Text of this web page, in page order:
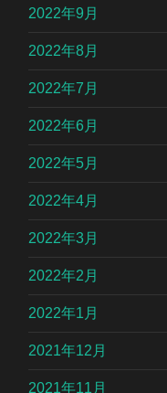
2022年9月
2022年8月
2022年7月
2022年6月
2022年5月
2022年4月
2022年3月
2022年2月
2022年1月
2021年12月
2021年11月